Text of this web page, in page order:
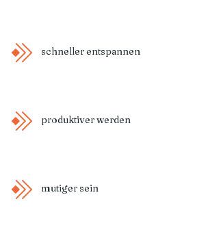
schneller entspannen
produktiver werden
mutiger sein